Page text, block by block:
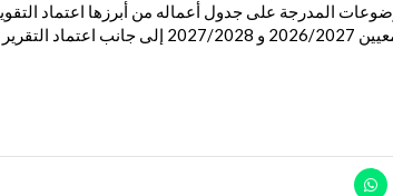
المدرجة على جدول أعماله من أبرزها اعتماد
الدراسات العليا بجامعة الكويت للعامين الجامعيين 2026/2027 و